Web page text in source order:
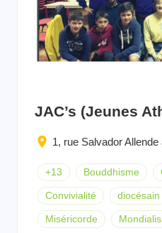
JAC’s (Jeunes
1, rue Salvador
+13 Bouddhisme
Convivialité diocésain
Miséricorde